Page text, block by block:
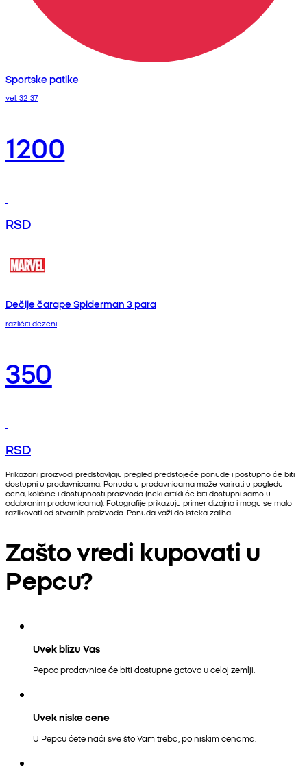
Sportske patike
vel. 32-37
1200
RSD
Dečije čarape Spiderman 3 para
različiti dezeni
350
RSD
Prikazani proizvodi predstavljaju pregled predstojeće ponude i postupno će biti
dostupni u prodavnicama. Ponuda u prodavnicama može varirati u pogledu
cena, količine i dostupnosti proizvoda (neki artikli će biti dostupni samo u
odabranim prodavnicama). Fotografije prikazuju primer dizajna i mogu se malo
razlikovati od stvarnih proizvoda. Ponuda važi do isteka zaliha.
Zašto vredi kupovati u
Pepcu?
Uvek blizu Vas
Pepco prodavnice će biti dostupne gotovo u celoj zemlji.
Uvek niske cene
U Pepcu ćete naći sve što Vam treba, po niskim cenama.